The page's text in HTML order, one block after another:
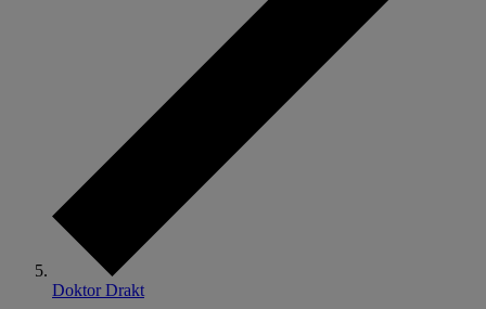
Doktor Drakt